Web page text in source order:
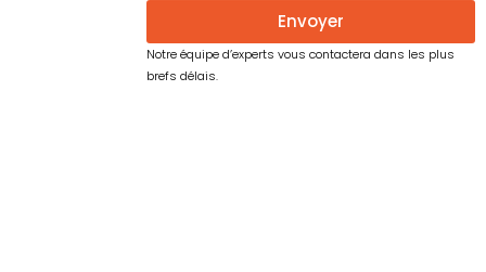
Envoyer
Notre équipe d’experts vous contactera dans les plus
brefs délais.